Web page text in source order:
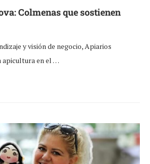
Colmenas que sostienen
y visión de negocio, Apiarios
apicultura en el …